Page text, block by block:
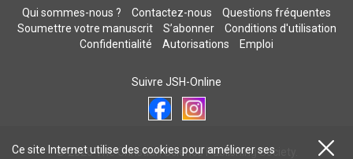
Qui sommes-nous ? Contactez-nous
Questions fréquentes
Soumettre votre manuscrit
S’abonner
Conditions d'utilisation
Confidentialité
Autorisations Emploi
Suivre JSH-Online
© 2026 The Christian Science Publishing Society.
Ce site Internet utilise des cookies pour améliorer ses